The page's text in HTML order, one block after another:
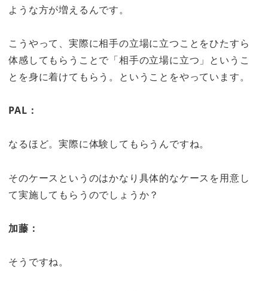
ような方が増えるんです。
こうやって、実際に相手の立場に立つことをひたすら
体感してもらうことで「相手の立場に立つ」というこ
とを身に着けてもらう。ということをやっています。
PAL：
なるほど。実際に体験してもらうんですね。
そのケースというのはかなり具体的なケースを用意し
て実施してもらうのでしょうか？
加藤：
そうですね。